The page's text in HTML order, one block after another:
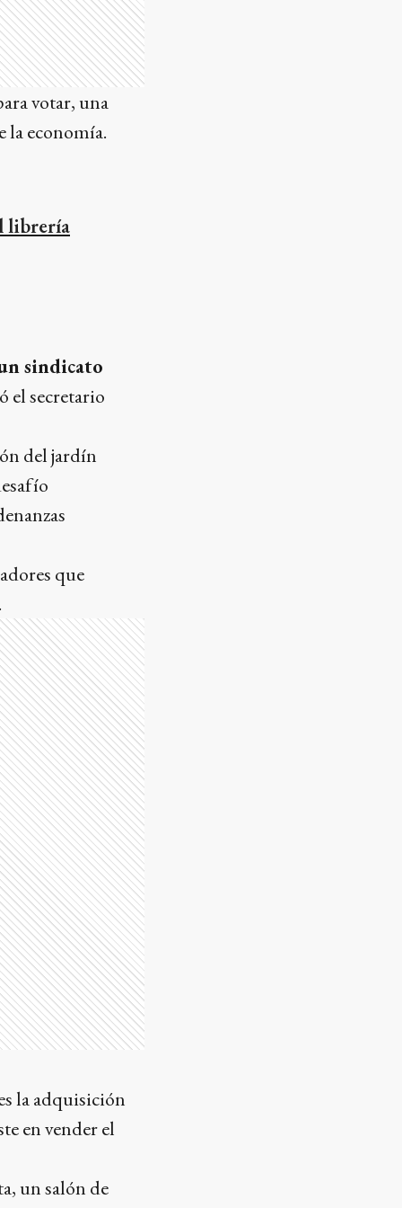
votar, una
la economía.
librería
sindicato
el secretario
del jardín
que
la adquisición
en vender el
un salón de